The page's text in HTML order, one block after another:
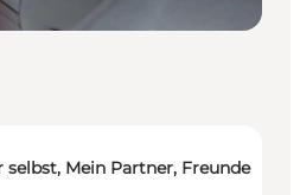
selbst, Mein Partner, Freunde